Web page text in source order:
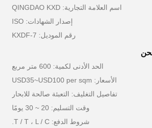
اسم العلامة التجارية: QINGDAO KXD
إصدار الشهادات: ISO
رقم الموديل: KXDF-7
الحد الأدنى لكمية: 600 متر مربع
الأسعار: USD35~USD100 per sqm
تفاصيل التغليف: التعبئة صالحة للابحار
وقت التسليم: 20 ~ 30 يومًا
شروط الدفع: T / T ، L / C.